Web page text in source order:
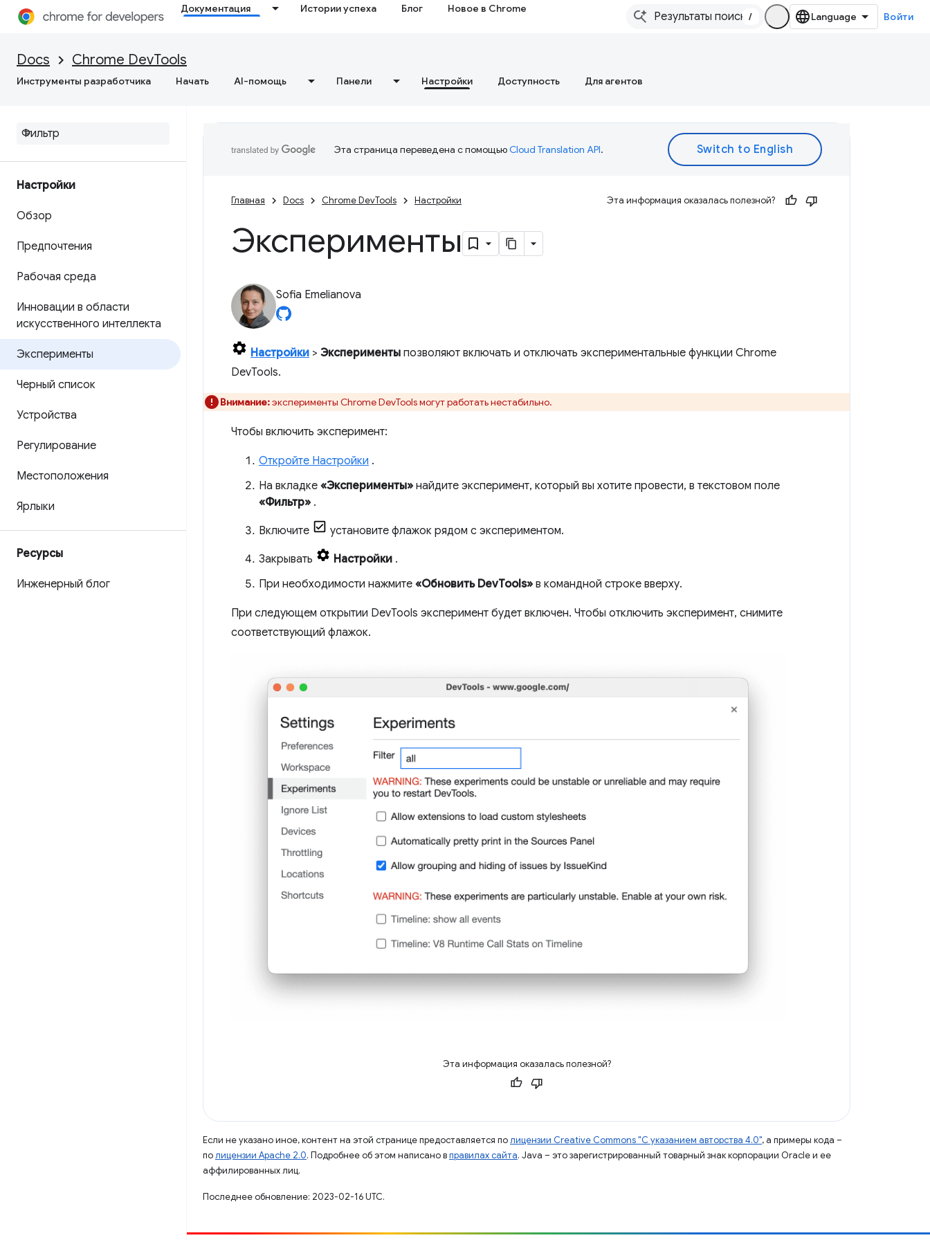
Документация Истории успеха Блог Новое в Chrome
/ Войти
Docs Chrome DevTools
Инструменты разработчика Начать AI-помощь Панели Настройки Доступность Для агентов
Настройки
Обзор
Предпочтения
Рабочая среда
Инновации в области
искусственного интеллекта
Эксперименты
Черный список
Устройства
Регулирование
Местоположения
Ярлыки
Ресурсы
Инженерный блог
Эта страница переведена с помощьюCloud Translation API.
Главная Docs Chrome DevTools Настройки Эта информация оказалась полезной?
Эксперименты
Sofia Emelianova
Настройки > Эксперименты позволяют включать и отключать экспериментальные функции Chrome
DevTools.
Внимание:эксперименты Chrome DevTools могут работать нестабильно.
Чтобы включить эксперимент:
Откройте Настройки .
На вкладке «Эксперименты» найдите эксперимент, который вы хотите провести, в текстовом поле
«Фильтр» .
Включите установите флажок рядом с экспериментом.
Закрывать Настройки .
При необходимости нажмите «Обновить DevTools» в командной строке вверху.
При следующем открытии DevTools эксперимент будет включен. Чтобы отключить эксперимент, снимите
соответствующий флажок.
Эта информация оказалась полезной?
Если не указано иное, контент на этой странице предоставляется полицензии Creative Commons "С указанием авторства 4.0", а примеры кода –
полицензии Apache 2.0. Подробнее об этом написано вправилах сайта. Java – это зарегистрированный товарный знак корпорации Oracle и ее
аффилированных лиц.
Последнее обновление: 2023-02-16 UTC.